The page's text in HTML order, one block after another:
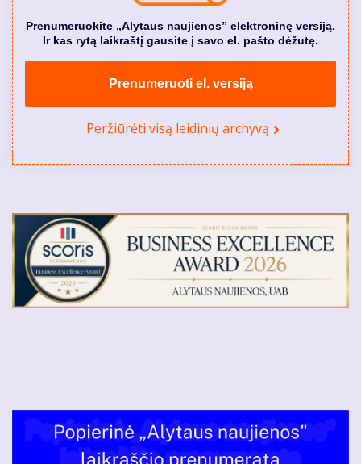
Prenumeruokite „Alytaus naujienos” elektroninę versiją.
Ir kas rytą laikraštį gausite į savo el. pašto dėžutę.
Prenumeruoti el. versiją
Peržiūrėti visą leidinių archyvą